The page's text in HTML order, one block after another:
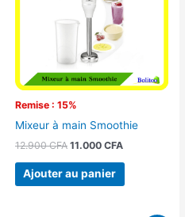
Remise : 15%
Mixeur à main Smoothie
12.900CFA 11.000 CFA
Ajouter au panier